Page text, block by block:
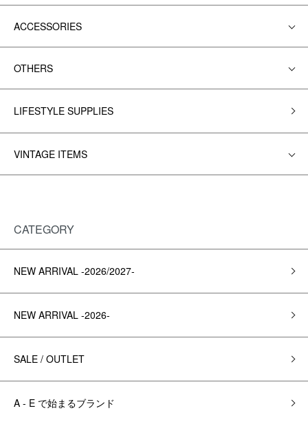
ACCESSORIES
OTHERS
LIFESTYLE SUPPLIES
VINTAGE ITEMS
CATEGORY
NEW ARRIVAL -2026/2027-
NEW ARRIVAL -2026-
SALE / OUTLET
A - E で始まるブランド